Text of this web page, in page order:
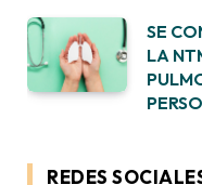
SE
LA
REDES